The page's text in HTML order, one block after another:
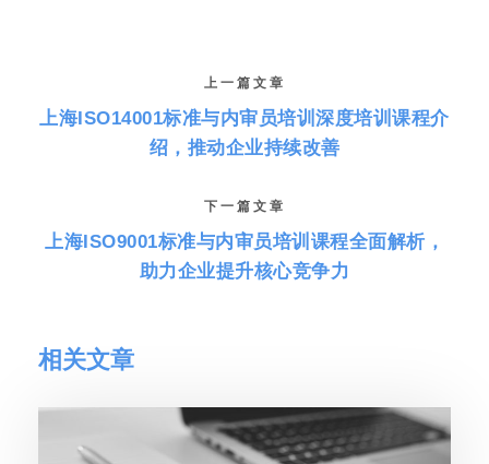
上一篇文章
上海ISO14001标准与内审员培训深度培训课程介
绍，推动企业持续改善
下一篇文章
上海ISO9001标准与内审员培训课程全面解析，
助力企业提升核心竞争力
相关文章